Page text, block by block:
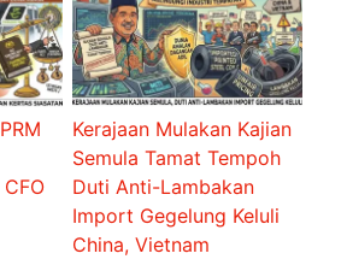
Kerajaan Mulakan Kajian
Semula Tamat Tempoh
Duti Anti-Lambakan
Import Gegelung Keluli
China, Vietnam